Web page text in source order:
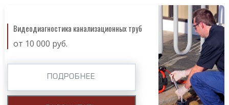
Видеодиагностика канализационных труб
от 10 000 руб.
ПОДРОБНЕЕ